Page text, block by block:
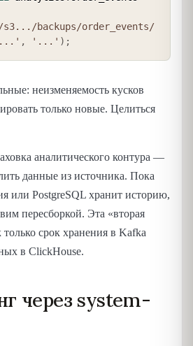
backups/order_events/
, '...' ) ;
неизменяемость кусков
только новые. Целиться
аналитического контура —
данные из источника. Пока
или PostgreSQL хранит историю,
пересборкой. Эта «вторая
только срок хранения в Kafka
в ClickHouse.
через system-